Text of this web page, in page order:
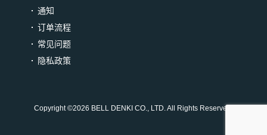
通知
订单流程
常见问题
隐私政策
Copyright ©2026 BELL DENKI CO., LTD. All Rights Reserved.